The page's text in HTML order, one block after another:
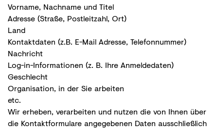
Vorname, Nachname und Titel
Adresse (Straße, Postleitzahl, Ort)
Land
Kontaktdaten (z.B. E-Mail Adresse, Telefonnummer)
Nachricht
Log-in-Informationen (z. B. Ihre Anmeldedaten)
Geschlecht
Organisation, in der Sie arbeiten
etc.
Wir erheben, verarbeiten und nutzen die von Ihnen über
die Kontaktformulare angegebenen Daten ausschließlich